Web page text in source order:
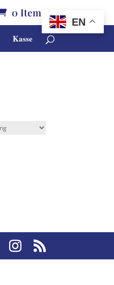
0 Items
Kasse
EN